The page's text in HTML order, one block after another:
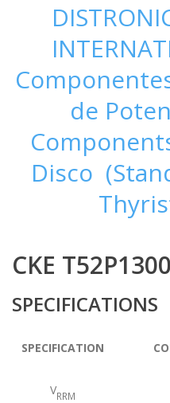
de
Disco
CKE
SPECIFICATIONS
SPECIFICATION
VRRM